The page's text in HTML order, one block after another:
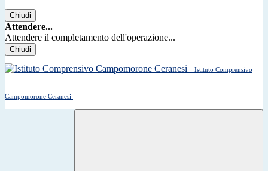
Chiudi
Attendere...
Attendere il completamento dell'operazione...
Chiudi
Istituto Comprensivo
Campomorone Ceranesi